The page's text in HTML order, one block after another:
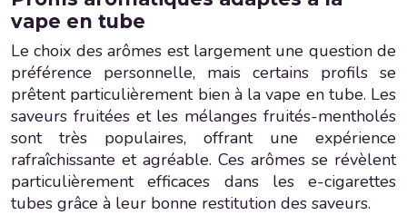
vape en tube
Le choix des arômes est largement une question de
préférence personnelle, mais certains profils se
prêtent particulièrement bien à la vape en tube. Les
saveurs fruitées et les mélanges fruités-mentholés
sont très populaires, offrant une expérience
rafraîchissante et agréable. Ces arômes se révèlent
particulièrement efficaces dans les e-cigarettes
tubes grâce à leur bonne restitution des saveurs.